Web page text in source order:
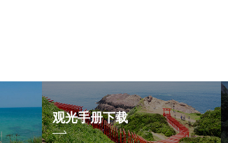
观光手册下载